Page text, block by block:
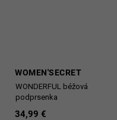
WOMEN'SECRET
WONDERFUL béžová
podprsenka
34,99 €